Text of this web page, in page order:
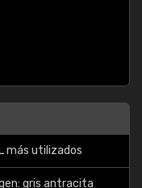
más utilizados
gris antracita